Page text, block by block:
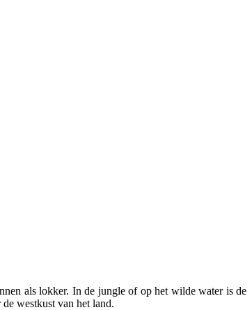
als lokker. In de jungle of op het wilde water is de
westkust van het land.